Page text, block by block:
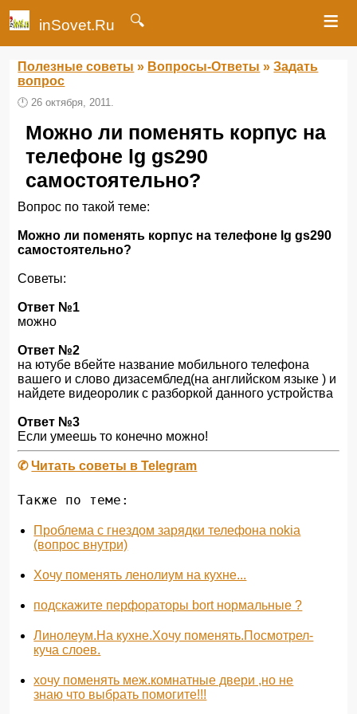
inSovet.Ru 🔍 ≡
Полезные советы » Вопросы-Ответы »Задать
вопрос
🕛26 октября, 2011.
Можно ли поменять корпус на
телефоне lg gs290
самостоятельно?
Вопрос по такой теме:
Можно ли поменять корпус на телефоне lg gs290
самостоятельно?
Советы:
Ответ №1
можно
Ответ №2
на ютубе вбейте название мобильного телефона
вашего и слово дизасемблед(на английском языке ) и
найдете видеоролик с разборкой данного устройства
Ответ №3
Если умеешь то конечно можно!
✆Читать советы в Telegram
Также по теме:
Проблема с гнездом зарядки телефона nokia
(вопрос внутри)
Хочу поменять ленолиум на кухне...
подскажите перфораторы bort нормальные ?
Линолеум.На кухне.Хочу поменять.Посмотрел-
куча слоев.
хочу поменять меж.комнатные двери ,но не
знаю что выбрать помогите!!!